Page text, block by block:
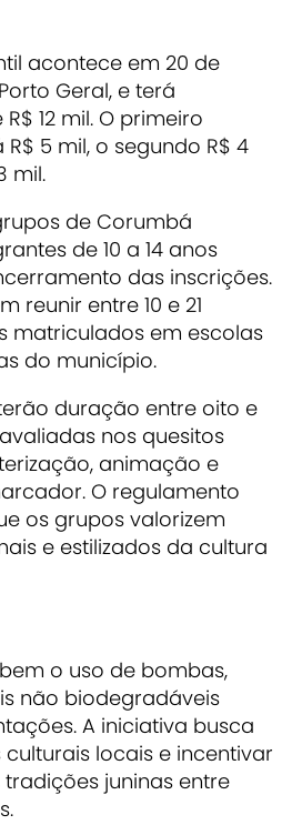
acontece em 20 de
Geral, e terá
12 mil. O primeiro
5 mil, o segundo R$ 4
mil.
de Corumbá
de 10 a 14 anos
das inscrições.
reunir entre 10 e 21
matriculados em escolas
do município.
duração entre oito e
nos quesitos
animação e
O regulamento
os grupos valorizem
e estilizados da cultura
o uso de bombas,
não biodegradáveis
A iniciativa busca
locais e incentivar
juninas entre